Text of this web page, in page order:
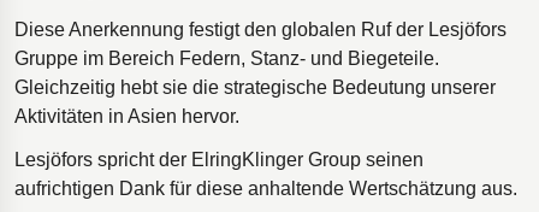
Diese Anerkennung festigt den globalen Ruf der Lesjöfors
Gruppe im Bereich Federn, Stanz- und Biegeteile.
Gleichzeitig hebt sie die strategische Bedeutung unserer
Aktivitäten in Asien hervor.
Lesjöfors spricht der ElringKlinger Group seinen
aufrichtigen Dank für diese anhaltende Wertschätzung aus.